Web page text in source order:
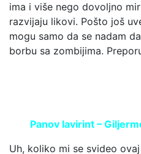
ima i više nego dovoljno
razvijaju likovi. Pošto još
mogu samo da se nadam
borbu sa zombijima.
Panov lavirint –
Uh, koliko mi se svideo